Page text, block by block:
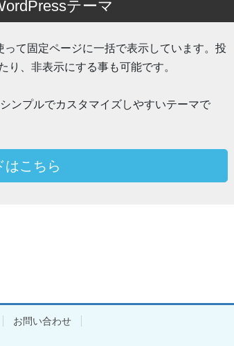
テーマ
て固定ページに一括で表示しています。投
、非表示にする事も可能です。
ンプルでカスタマイズしやすいテーマで
はこちら
お問い合わせ